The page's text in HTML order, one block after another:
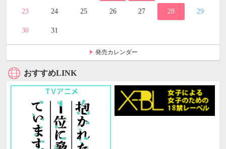
23 24 25 26 27 28 29
30 31
発売カレンダー
おすすめLINK